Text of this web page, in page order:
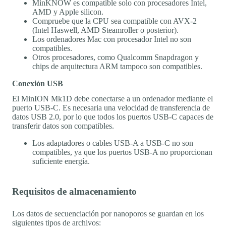
MinKNOW es compatible solo con procesadores Intel,
AMD y Apple silicon.
Compruebe que la CPU sea compatible con AVX-2
(Intel Haswell, AMD Steamroller o posterior).
Los ordenadores Mac con procesador Intel no son
compatibles.
Otros procesadores, como Qualcomm Snapdragon y
chips de arquitectura ARM tampoco son compatibles.
Conexión USB
El MinION Mk1D debe conectarse a un ordenador mediante el
puerto USB-C. Es necesaria una velocidad de transferencia de
datos USB 2.0, por lo que todos los puertos USB-C capaces de
transferir datos son compatibles.
Los adaptadores o cables USB-A a USB-C no son
compatibles, ya que los puertos USB-A no proporcionan
suficiente energía.
Requisitos de almacenamiento
Los datos de secuenciación por nanoporos se guardan en los
siguientes tipos de archivos: